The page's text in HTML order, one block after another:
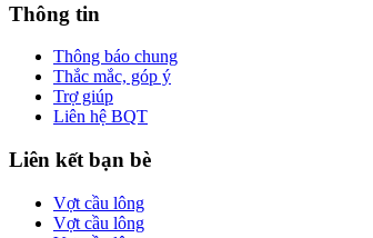
Thông tin
Thông báo chung
Thắc mắc, góp ý
Trợ giúp
Liên hệ BQT
Liên kết bạn bè
Vợt cầu lông
Vợt cầu lông